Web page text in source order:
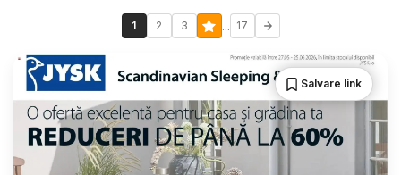
1 2 3 ... 17
Salvare link